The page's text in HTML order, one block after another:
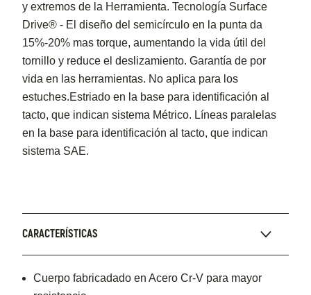
y extremos de la Herramienta. Tecnología Surface
Drive® - El diseño del semicírculo en la punta da
15%-20% mas torque, aumentando la vida útil del
tornillo y reduce el deslizamiento. Garantía de por
vida en las herramientas. No aplica para los
estuches.Estriado en la base para identificación al
tacto, que indican sistema Métrico. Líneas paralelas
en la base para identificación al tacto, que indican
sistema SAE.
CARACTERÍSTICAS
Cuerpo fabricadado en Acero Cr-V para mayor